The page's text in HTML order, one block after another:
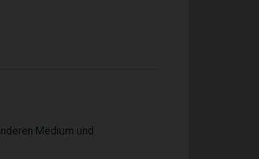
Medium und